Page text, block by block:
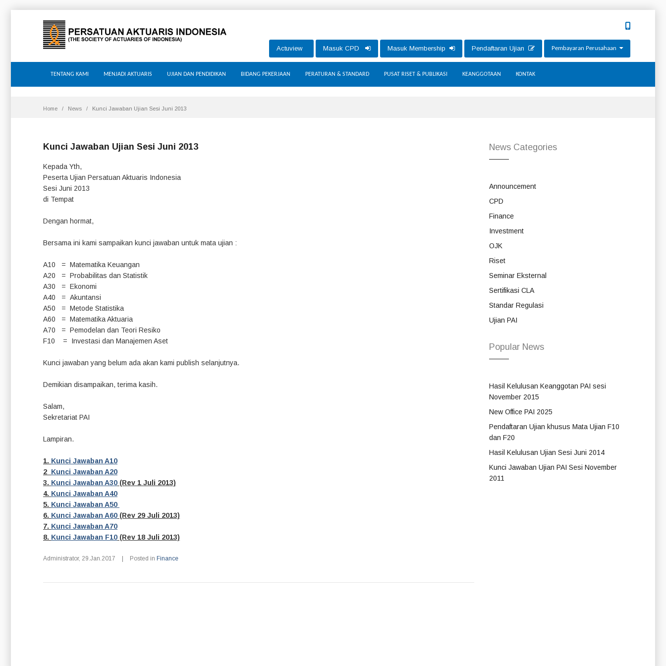
Actuview Masuk CPD Masuk Membership Pendaftaran Ujian Pembayaran Perusahaan
TENTANG KAMI MENJADI AKTUARIS UJIAN DAN PENDIDIKAN BIDANG PEKERJAAN PERATURAN & STANDARD PUSAT RISET & PUBLIKASI KEANGGOTAAN KONTAK
Home News Kunci Jawaban Ujian Sesi Juni 2013
Kunci Jawaban Ujian Sesi Juni 2013
Kepada Yth,
Peserta Ujian Persatuan Aktuaris Indonesia
Sesi Juni 2013
di Tempat
Dengan hormat,
Bersama ini kami sampaikan kunci jawaban untuk mata ujian :
A10 = Matematika Keuangan
A20 = Probabilitas dan Statistik
A30 = Ekonomi
A40 = Akuntansi
A50 = Metode Statistika
A60 = Matematika Aktuaria
A70 = Pemodelan dan Teori Resiko
F10 = Investasi dan Manajemen Aset
Kunci jawaban yang belum ada akan kami publish selanjutnya.
Demikian disampaikan, terima kasih.
Salam,
Sekretariat PAI
Lampiran.
1. Kunci Jawaban A10
2 Kunci Jawaban A20
3. Kunci Jawaban A30 (Rev 1 Juli 2013)
4. Kunci Jawaban A40
5. Kunci Jawaban A50
6. Kunci Jawaban A60 (Rev 29 Juli 2013)
7. Kunci Jawaban A70
8. Kunci Jawaban F10 (Rev 18 Juli 2013)
Administrator, 29.Jan.2017 Posted in Finance
News Categories
Announcement
CPD
Finance
Investment
OJK
Riset
Seminar Eksternal
Sertifikasi CLA
Standar Regulasi
Ujian PAI
Popular News
Hasil Kelulusan Keanggotan PAI sesi
November 2015
New Office PAI 2025
Pendaftaran Ujian khusus Mata Ujian F10
dan F20
Hasil Kelulusan Ujian Sesi Juni 2014
Kunci Jawaban Ujian PAI Sesi November
2011